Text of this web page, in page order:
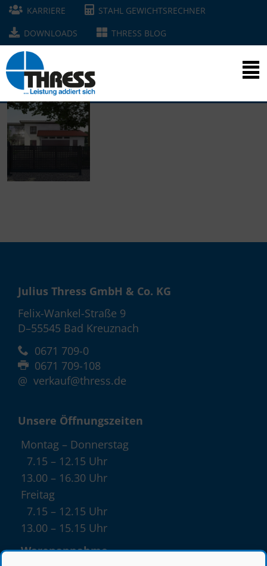
KARRIERE
STAHL GEWICHTSRECHNER
DOWNLOADS
THRESS BLOG
Julius Thress GmbH & Co. KG
Felix-Wankel-Straße 9
D–55545 Bad Kreuznach
0671 709-0
0671 709-108
@ verkauf@thress.de
Unsere Öffnungszeiten
Montag – Donnerstag
7.15 – 12.15 Uhr
13.00 – 16.30 Uhr
Freitag
7.15 – 12.15 Uhr
13.00 – 15.15 Uhr
Warenannahme